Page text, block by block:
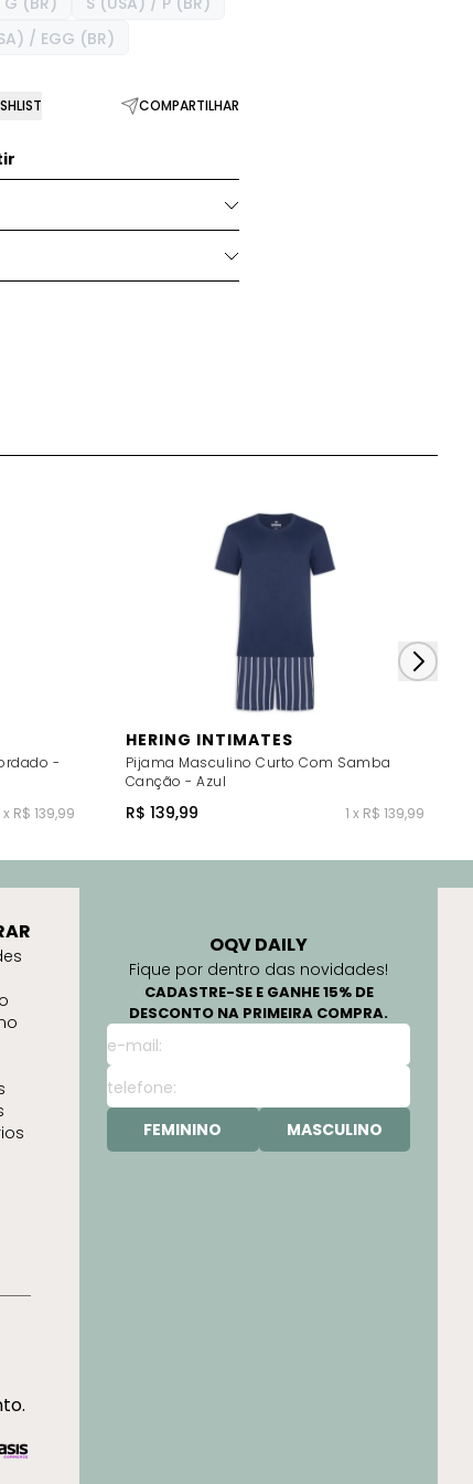
/ EGG (BR)
COMPARTILHAR
-
x R$ 139,99
HERING INTIMATES
Pijama Masculino Curto Com Samba
Canção - Azul
R$ 139,99 1 x R$ 139,99
OQV DAILY
Fique por dentro das novidades!
CADASTRE-SE E GANHE 15% DE
DESCONTO NA PRIMEIRA COMPRA.
FEMININO MASCULINO